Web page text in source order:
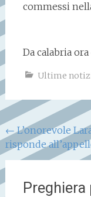
commessi
Da calabria
Ultime
Navigazione
articoli
←L’onorevole
risponde